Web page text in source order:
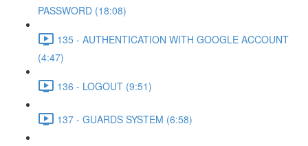
PASSWORD (18:08)
135 - AUTHENTICATION WITH GOOGLE ACCOUNT
(4:47)
136 - LOGOUT (9:51)
137 - GUARDS SYSTEM (6:58)